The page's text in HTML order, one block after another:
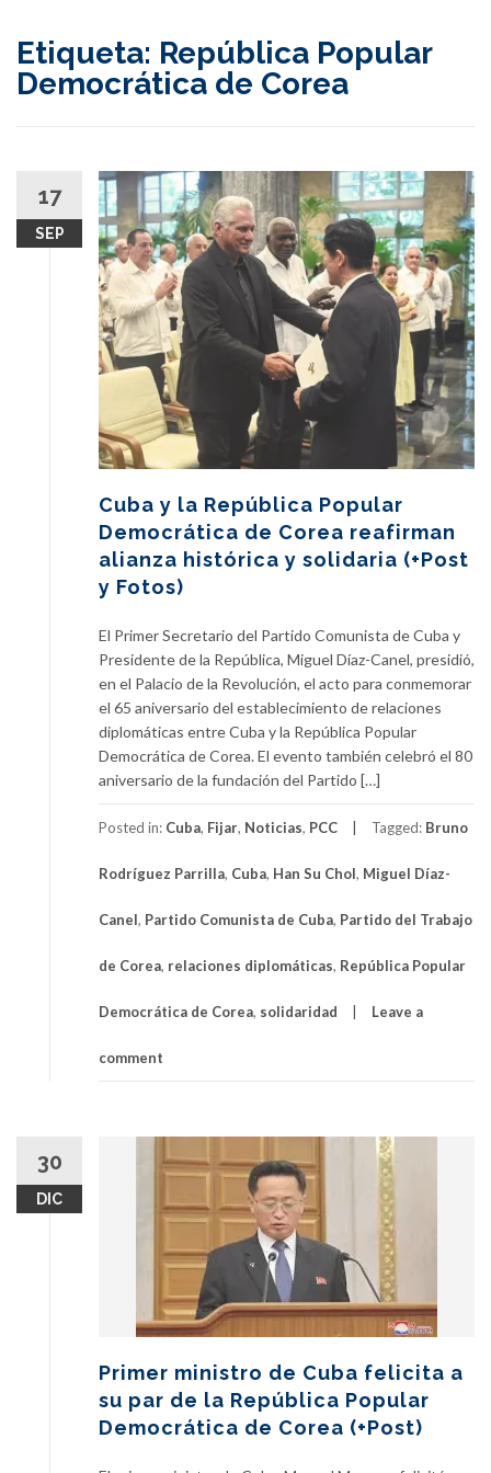
Etiqueta: República Popular
Democrática de Corea
17
SEP
Cuba y la República Popular
Democrática de Corea reafirman
alianza histórica y solidaria (+Post
y Fotos)
El Primer Secretario del Partido Comunista de Cuba y
Presidente de la República, Miguel Díaz-Canel, presidió,
en el Palacio de la Revolución, el acto para conmemorar
el 65 aniversario del establecimiento de relaciones
diplomáticas entre Cuba y la República Popular
Democrática de Corea. El evento también celebró el 80
aniversario de la fundación del Partido […]
Posted in: Cuba, Fijar, Noticias, PCC Tagged: Bruno
Rodríguez Parrilla, Cuba, Han Su Chol, Miguel Díaz-
Canel, Partido Comunista de Cuba, Partido del Trabajo
de Corea, relaciones diplomáticas, República Popular
Democrática de Corea, solidaridad Leave a
comment
30
DIC
Primer ministro de Cuba felicita a
su par de la República Popular
Democrática de Corea (+Post)